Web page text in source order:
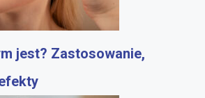
jest? Zastosowanie,